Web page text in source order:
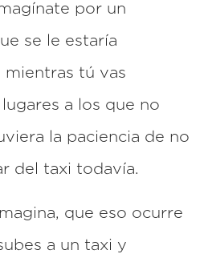
por un
se le estaría
tú vas
a los que no
la paciencia de no
del taxi todavía.
que eso ocurre
a un taxi y